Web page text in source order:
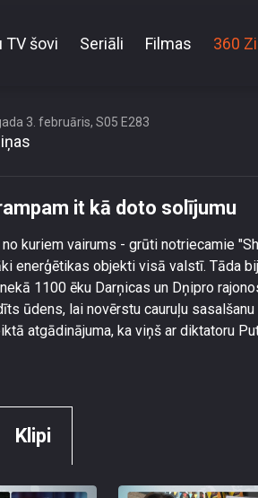
TV šovi Seriāli Filmas 360
3. februāris, S05 E283
it kā doto solījumu
kuriem vairums - grūti notriecamie
enerģētikas objekti visā valstī. Tāda
1100 ēku Darņicas un Dņipro
ūdens, lai novērstu cauruļu
atgādinājuma, ka viņš ar diktatoru
Klipi